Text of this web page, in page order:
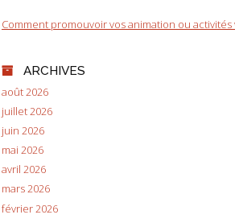
Comment promouvoir vos animation ou activités
ARCHIVES
août 2026
juillet 2026
juin 2026
mai 2026
avril 2026
mars 2026
février 2026